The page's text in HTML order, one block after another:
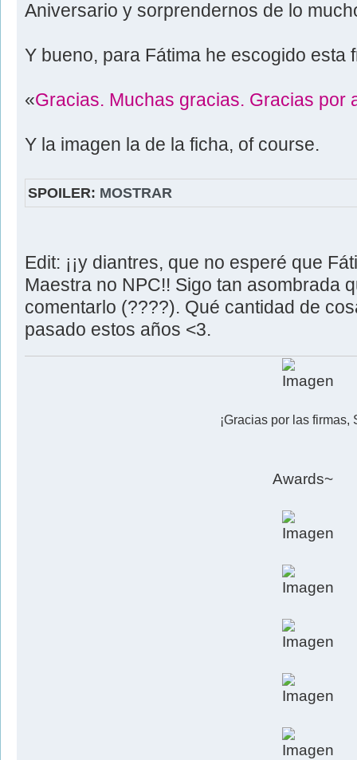
Aniversario y sorprendernos de lo
Y bueno, para Fátima he escogido esta
«Gracias. Muchas gracias. Gracias por
Y la imagen la de la ficha, of course.
SPOILER: MOSTRAR
Edit: ¡¡y diantres, que no esperé que
Maestra no NPC!! Sigo tan asombrada
comentarlo (????). Qué cantidad de
pasado estos años <3.
¡Gracias por las firmas,
Awards~